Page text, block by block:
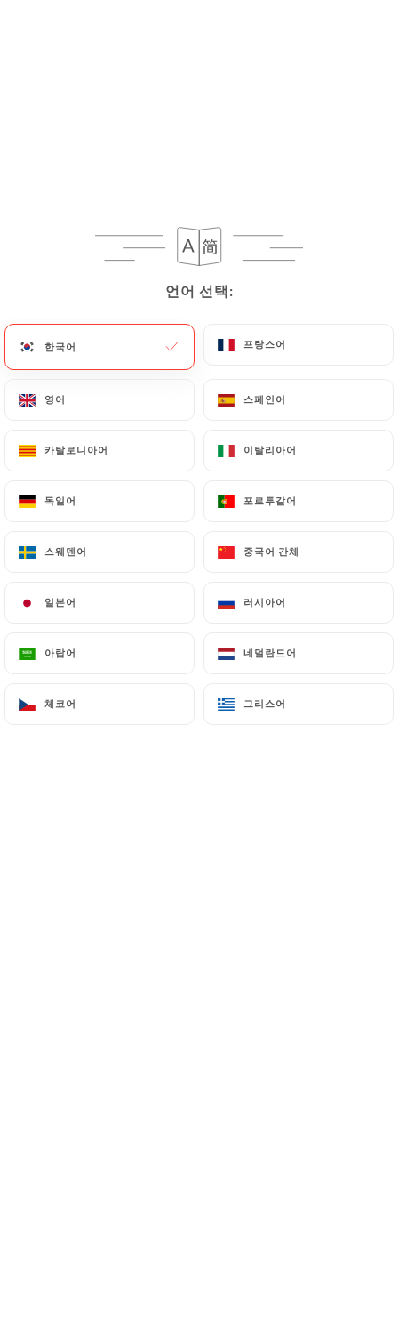
언어 선택:
한국어 프랑스어
영어 스페인어
카탈로니아어 이탈리아어
독일어 포르투갈어
스웨덴어 중국어 간체
일본어 러시아어
아랍어 네덜란드어
체코어 그리스어
언어 선택:
한국어 프랑스어
영어 스페인어
카탈로니아어 이탈리아어
독일어 포르투갈어
스웨덴어 중국어 간체
일본어 러시아어
아랍어 네덜란드어
체코어 그리스어